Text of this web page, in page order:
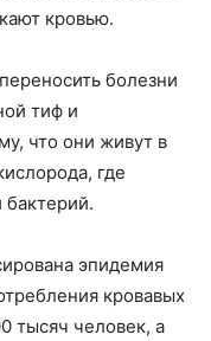
кровью.
болезни
тиф и
что они живут в
где
эпидемия
кровавых
тысяч человек, а